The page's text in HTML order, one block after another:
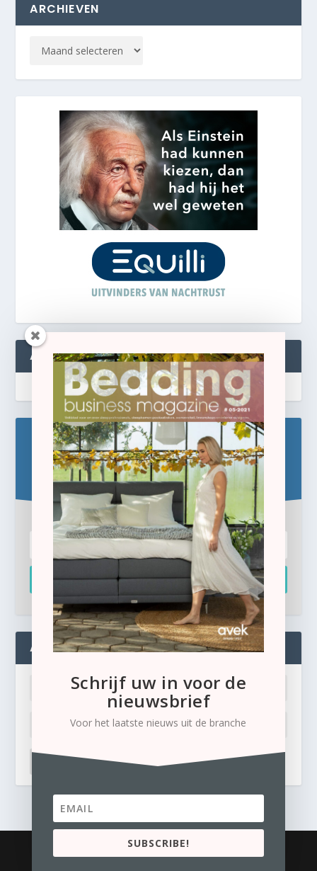
ARCHIEVEN
ABONNEREN
Blijf op de hoogte!
Schrijf u hier in voor de gratis e-newsletter.
Inschrijven
ADMIN
Ik ben mijn wachtwoord kwijt
Business Content Media
Schrijf uw in voor de
nieuwsbrief
Voor het laatste nieuws uit de branche
SUBSCRIBE!